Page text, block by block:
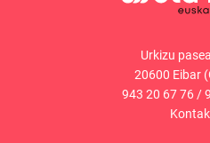
Urkizu
20600 Eibar
943 20 67 76 /